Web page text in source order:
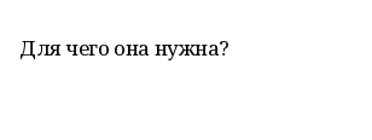
Для чего она нужна?